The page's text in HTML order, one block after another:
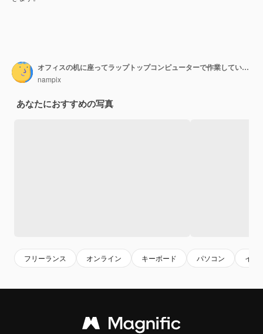
オフィスの机に座ってラップトップコンピューターで作業している女性の手のトリミングされたショット。
nampix
あなたにおすすめの写真
フリーランス オンライン キーボード パソコン イン